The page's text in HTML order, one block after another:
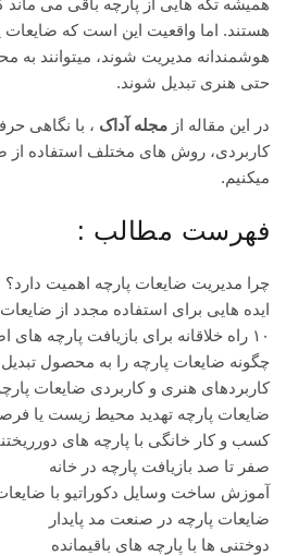
همیشه تکه هایی از پارچه باقی می ماند
هستند. اما واقعیت این است که ضایعات
هوشمندانه مدیریت شوند، میتوانند به
حتی هنری تبدیل شوند.
در این مقاله از مجله آداک ، با نگاهی
کاربردی، روش های مختلف استفاده از
میکنیم.
فهرست مطالب :
چرا مدیریت ضایعات پارچه اهمیت دارد؟
ایده هایی برای استفاده مجدد از ضایعات
۱۰ راه خلاقانه برای بازیافت پارچه های اضافی
چگونه ضایعات پارچه را به محصول تبدیل
کاربردهای هنری و کاربردی ضایعات
ضایعات پارچه تهدید محیط زیست یا
کسب و کار خانگی با پارچه های
صفر تا صد بازیافت پارچه در خانه
آموزش ساخت وسایل دکوراتیو با
ضایعات پارچه در صنعت مد پایدار
دوختنی ها با پارچه های باقیمانده